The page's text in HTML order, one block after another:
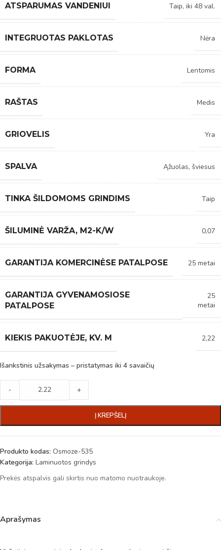
ATSPARUMAS VANDENIUI Taip, iki 48 val.
INTEGRUOTAS PAKLOTAS Nėra
FORMA Lentomis
RAŠTAS Medis
GRIOVELIS Yra
SPALVA Ąžuolas, šviesus
TINKA ŠILDOMOMS GRINDIMS Taip
ŠILUMINĖ VARŽA, M2-K/W 0,07
GARANTIJA KOMERCINĖSE PATALPOSE 25 metai
GARANTIJA GYVENAMOSIOSE
PATALPOSE
25
metai
KIEKIS PAKUOTĖJE, KV. M 2,22
Išankstinis užsakymas – pristatymas iki 4 savaičių
- +
Į KREPŠELĮ
Produkto kodas: Osmoze-535
Kategorija: Laminuotos grindys
Prekės atspalvis gali skirtis nuo matomo nuotraukoje.
Aprašymas